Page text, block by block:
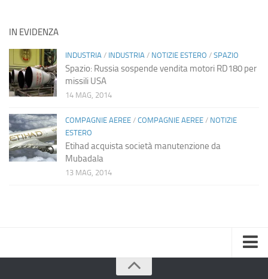
IN EVIDENZA
INDUSTRIA / INDUSTRIA / NOTIZIE ESTERO / SPAZIO
Spazio: Russia sospende vendita motori RD180 per
missili USA
14 MAG, 2014
COMPAGNIE AEREE / COMPAGNIE AEREE / NOTIZIE
ESTERO
Etihad acquista società manutenzione da
Mubadala
13 MAG, 2014